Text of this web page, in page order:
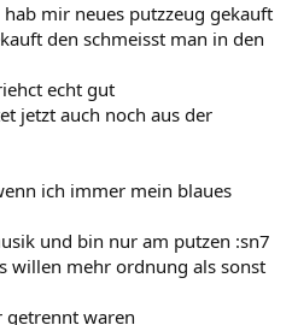
mir neues putzzeug gekauft
den schmeisst man in den
echt gut
jetzt auch noch aus der
ich immer mein blaues
und bin nur am putzen :sn7
willen mehr ordnung als sonst
getrennt waren